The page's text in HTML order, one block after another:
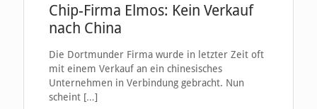
Chip-Firma Elmos: Kein Verkauf
nach China
Die Dortmunder Firma wurde in letzter Zeit oft
mit einem Verkauf an ein chinesisches
Unternehmen in Verbindung gebracht. Nun
scheint […]